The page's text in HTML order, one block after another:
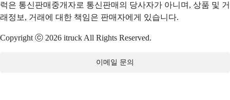
럭은 통신판매중개자로 통신판매의 당사자가 아니며, 상품 및 거
래정보, 거래에 대한 책임은 판매자에게 있습니다.
Copyright ⓒ 2026 itruck All Rights Reserved.
이메일 문의